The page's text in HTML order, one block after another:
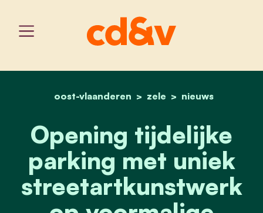
home
oost-vlaanderen zele nieuws
opening tijdelijke
Opening tijdelijke
parking met uniek
streetartkunstwerk